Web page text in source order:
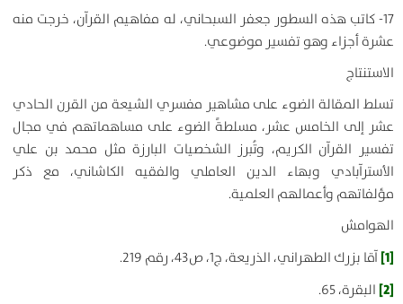
17- كاتب هذه السطور جعفر السبحاني، له مفاهيم القرآن، خرجت منه
عشرة أجزاء وهو تفسير موضوعي.
الاستنتاج
تسلط المقالة الضوء على مشاهير مفسري الشيعة من القرن الحادي
عشر إلى الخامس عشر، مسلطةً الضوء على مساهماتهم في مجال
تفسير القرآن الكريم، وتُبرز الشخصيات البارزة مثل محمد بن علي
الأسترآبادي وبهاء الدين العاملي والفقيه الكاشاني، مع ذكر
مؤلفاتهم وأعمالهم العلمية.
الهوامش
[1] آقا بزرك الطهراني، الذريعة، ج1، ص43، رقم 219.
[2] البقرة، 65.